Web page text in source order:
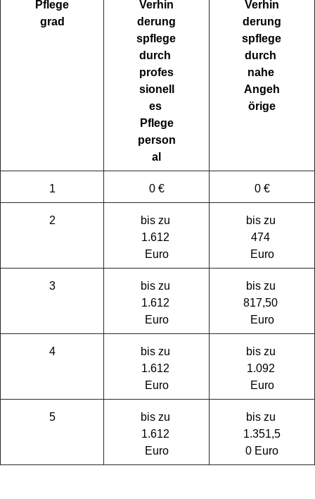
Pflege
grad
Verhin
derung
spflege
durch
profes
sionell
es
Pflege
person
al
Verhin
derung
spflege
durch
nahe
Angeh
örige
1 0 € 0 €
2
bis zu
1.612
Euro
bis zu
474
Euro
3
bis zu
1.612
Euro
bis zu
817,50
Euro
4
bis zu
1.612
Euro
bis zu
1.092
Euro
5
bis zu
1.612
Euro
bis zu
1.351,5
0 Euro